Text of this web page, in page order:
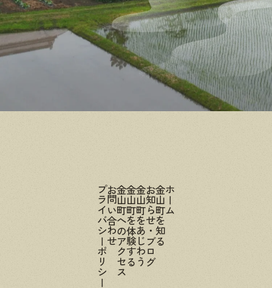
ホーム
金山町を知る
お知らせ・ブログ
金山町をあじわう
金山町を体験する
金山町へのアクセス
お問い合わせ
プライバシーポリシー